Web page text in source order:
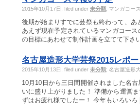
2015年10月17日, filed under 未分類; マンガコー
後期が始まりすでに芸祭も終わって、
あえず現在予定されているマンガコー
の目標にあわせて制作計画を立てて下さ
名古屋造形大学芸祭2015レポー
2015年10月13日, filed under 未分類; 名古屋造形
10月10日から三日間開催されました名
いに盛り上がりました！ 準備から運営
ずはお疲れ様でしたー！ 今年もいろい